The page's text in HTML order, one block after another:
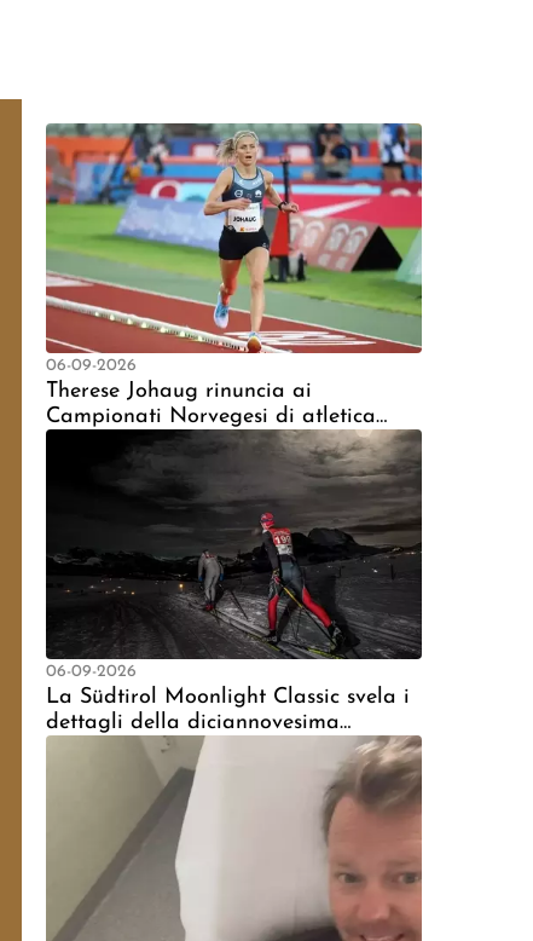
06-09-2026
Therese Johaug rinuncia ai
Campionati Norvegesi di atletica
leggera sui 10.000 metri a causa
delle scarpe chiodate
06-09-2026
La Südtirol Moonlight Classic svela i
dettagli della diciannovesima
edizione, fissata per il 2027